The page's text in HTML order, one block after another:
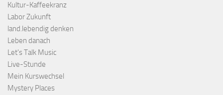
Kultur-Kaffeekranz
Labor Zukunft
land.lebendig denken
Leben danach
Let's Talk Music
Live-Stunde
Mein Kurswechsel
Mystery Places